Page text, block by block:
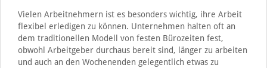
Vielen Arbeitnehmern ist es besonders wichtig, ihre Arbeit
flexibel erledigen zu können. Unternehmen halten oft an
dem traditionellen Modell von festen Bürozeiten fest,
obwohl Arbeitgeber durchaus bereit sind, länger zu arbeiten
und auch an den Wochenenden gelegentlich etwas zu